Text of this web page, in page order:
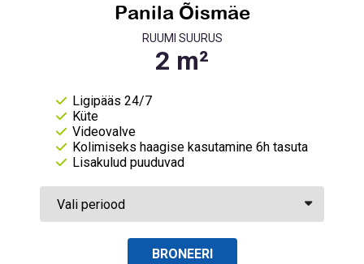
Panila Õismäe
RUUMI SUURUS
Ligipääs 24/7
Küte
Videovalve
Kolimiseks haagise kasutamine 6h tasuta
Lisakulud puuduvad
BRONEERI